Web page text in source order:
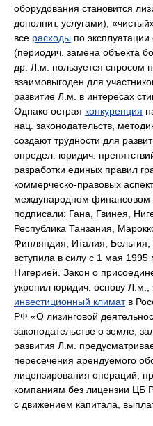
оборудования становится
дополнит. услугами),
все расходы по
(периодич. замена объекта
др. Л.м. пользуется спросом
взаимовыгоден для
развитие Л.м. в интересах
Однако острая конкуренция
нац. законодательств,
создают трудности для
определ. юридич.
разработки единых правил
коммерческо-правовых
международном финансовом
подписали: Гана, Гвинея,
Республика Танзания,
Финляндия, Италия,
вступила в силу с 1 мая
Нигерией. Закон о
укрепил юридич. основу Л.м.,
инвестиционный климатв
РФ «О лизинговой
законодательстве о земле,
развития Л.м.
пересечения арендуемого
лицензирования операций,
компаниям без лицензии ЦБ
с движением капитала,